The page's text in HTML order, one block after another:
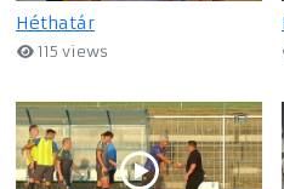
Héthatár
115 views